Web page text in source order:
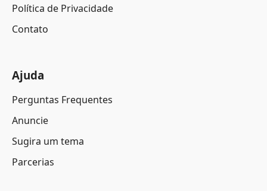
Política de Privacidade
Contato
Ajuda
Perguntas Frequentes
Anuncie
Sugira um tema
Parcerias